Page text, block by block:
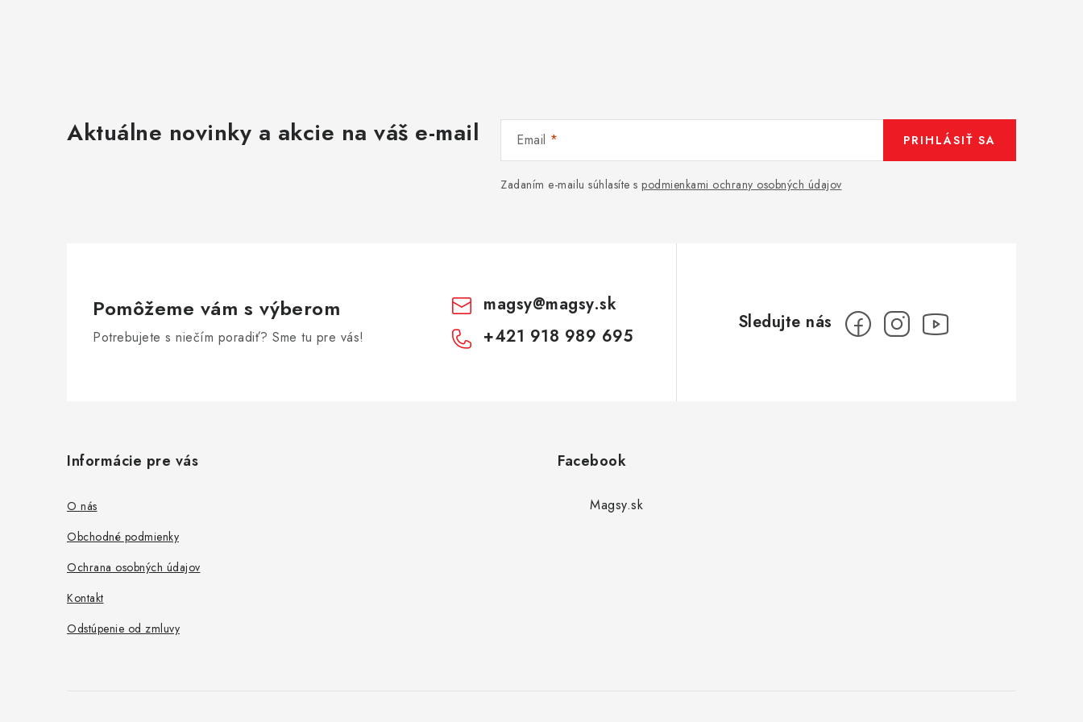
Aktuálne novinky a akcie na váš e-mail Email
Zadaním e-mailu súhlasíte s podmienkami ochrany osobných údajov
PRIHLÁSIŤ SA
Pomôžeme vám s výberom
Potrebujete s niečím poradiť? Sme tu pre vás!
magsy@magsy.sk
+421 918 989 695
Informácie pre vás
O nás
Obchodné podmienky
Ochrana osobných údajov
Kontakt
Odstúpenie od zmluvy
Facebook
Magsy.sk